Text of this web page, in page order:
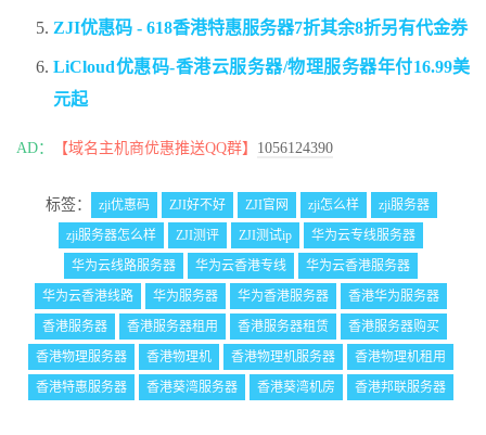
ZJI优惠码 - 618香港特惠服务器7折其余8折另有代金券
LiCloud优惠码-香港云服务器/物理服务器年付16.99美
元起
AD： 【域名主机商优惠推送QQ群】 1056124390
标签： zji优惠码 ZJI好不好 ZJI官网 zji怎么样
zji服务器
zji服务器怎么样
ZJI测评 ZJI测试ip
华为云专线服务器
华为云线路服务器
华为云香港专线
华为云香港服务器
华为云香港线路
华为服务器 华为香港服务器
香港华为服务器
香港服务器
香港服务器租用 香港服务器租赁
香港服务器购买
香港物理服务器
香港物理机 香港物理机服务器
香港物理机租用
香港特惠服务器
香港葵湾服务器 香港葵湾机房 香港邦联服务器